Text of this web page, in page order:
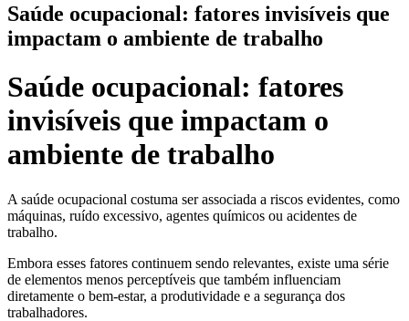
Saúde ocupacional: fatores invisíveis que
impactam o ambiente de trabalho
Saúde ocupacional: fatores
invisíveis que impactam o
ambiente de trabalho
A saúde ocupacional costuma ser associada a riscos evidentes, como
máquinas, ruído excessivo, agentes químicos ou acidentes de
trabalho.
Embora esses fatores continuem sendo relevantes, existe uma série
de elementos menos perceptíveis que também influenciam
diretamente o bem-estar, a produtividade e a segurança dos
trabalhadores.